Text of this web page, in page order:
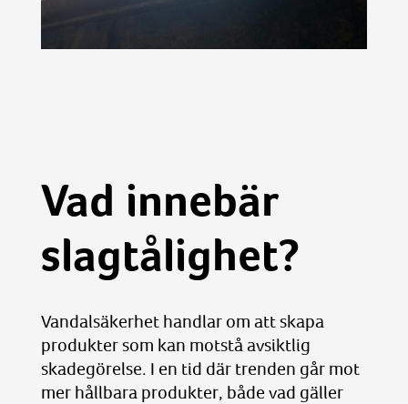
Vad innebär
slagtålighet?
Vandalsäkerhet handlar om att skapa
produkter som kan motstå avsiktlig
skadegörelse. I en tid där trenden går mot
mer hållbara produkter, både vad gäller